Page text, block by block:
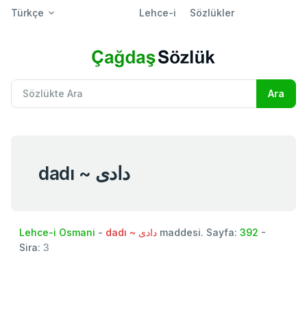
Türkçe Lehce-i Sözlükler
dadı ~ دادی
Lehce-i Osmani - dadı ~ دادی maddesi. Sayfa: 392 -
Sira: 3